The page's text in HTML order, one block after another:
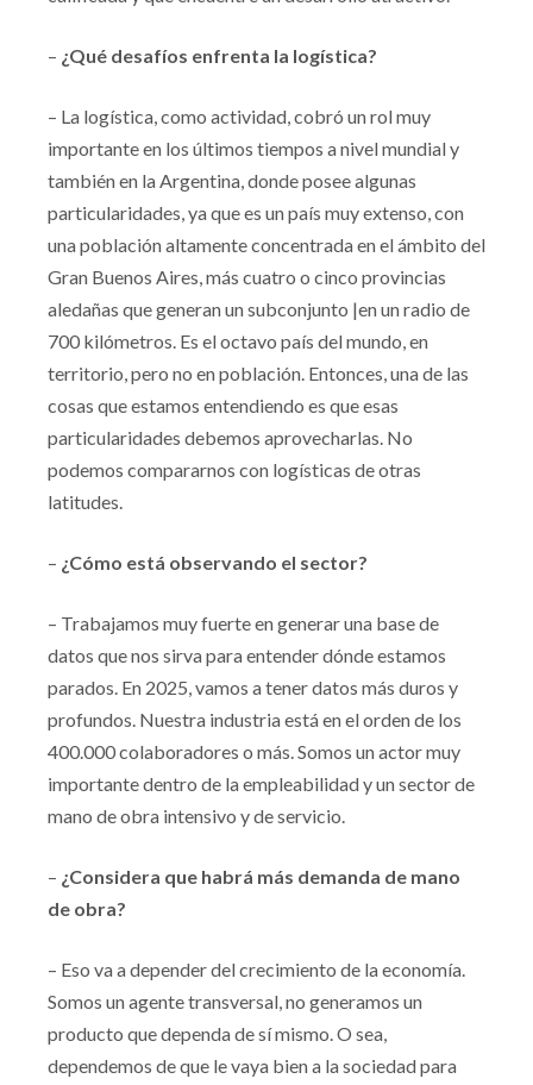
– ¿Qué desafíos enfrenta la logística?
– La logística, como actividad, cobró un rol muy
importante en los últimos tiempos a nivel mundial y
también en la Argentina, donde posee algunas
particularidades, ya que es un país muy extenso, con
una población altamente concentrada en el ámbito del
Gran Buenos Aires, más cuatro o cinco provincias
aledañas que generan un subconjunto |en un radio de
700 kilómetros. Es el octavo país del mundo, en
territorio, pero no en población. Entonces, una de las
cosas que estamos entendiendo es que esas
particularidades debemos aprovecharlas. No
podemos compararnos con logísticas de otras
latitudes.
– ¿Cómo está observando el sector?
– Trabajamos muy fuerte en generar una base de
datos que nos sirva para entender dónde estamos
parados. En 2025, vamos a tener datos más duros y
profundos. Nuestra industria está en el orden de los
400.000 colaboradores o más. Somos un actor muy
importante dentro de la empleabilidad y un sector de
mano de obra intensivo y de servicio.
– ¿Considera que habrá más demanda de mano
de obra?
– Eso va a depender del crecimiento de la economía.
Somos un agente transversal, no generamos un
producto que dependa de sí mismo. O sea,
dependemos de que le vaya bien a la sociedad para